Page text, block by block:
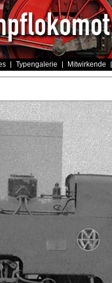
Typengalerie Mitwirkende